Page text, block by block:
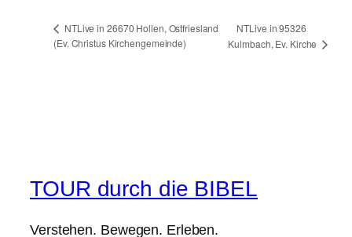
NTLive in 26670 Hollen, Ostfriesland
(Ev. Christus Kirchengemeinde)
NTLive in 95326
Kulmbach, Ev. Kirche
TOUR durch die BIBEL
Verstehen. Bewegen. Erleben.